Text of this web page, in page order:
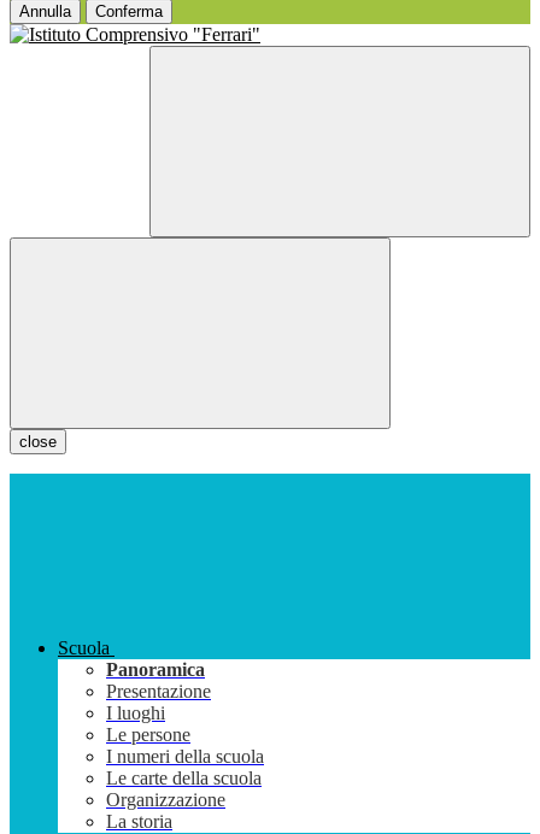
Annulla Conferma
close
Scuola
Panoramica
Presentazione
I luoghi
Le persone
I numeri della scuola
Le carte della scuola
Organizzazione
La storia